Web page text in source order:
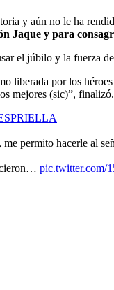
y aún no le ha
Jaque y para
el júbilo y la fuerza
liberada por los
mejores (sic)”, finalizó.
permito hacerle al
pic.twitter.com/